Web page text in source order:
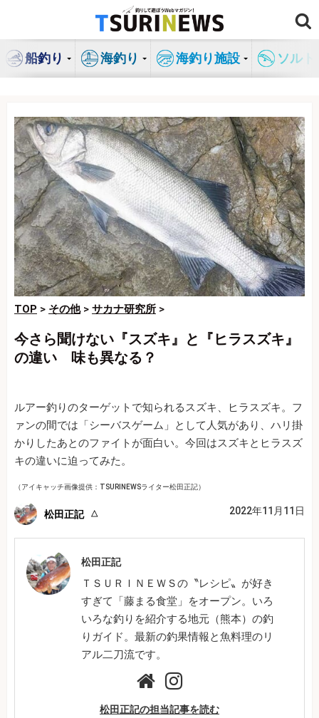
ン
船釣り 海釣り 海釣り施設 ソル
TOP > その他> サカナ研究所 >
今さら聞けない『スズキ』と『ヒラスズキ』
の違い 味も異なる？
ルアー釣りのターゲットで知られるスズキ、ヒラスズキ。フ
ァンの間では「シーバスゲーム」として人気があり、ハリ掛
かりしたあとのファイトが面白い。今回はスズキとヒラスズ
キの違いに迫ってみた。
（アイキャッチ画像提供：TSURINEWSライター松田正記）
松田正記 2022年11月11日
松田正記
ＴＳＵＲＩＮＥＷＳの〝レシピ〟が好き
すぎて「藤まる食堂」をオープン。いろ
いろな釣りを紹介する地元（熊本）の釣
りガイド。最新の釣果情報と魚料理のリ
アル二刀流です。
松田正記の担当記事を読む